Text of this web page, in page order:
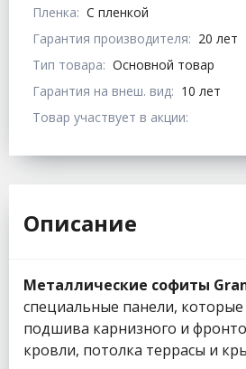
Пленка: С пленкой
Гарантия производителя: 20 лет
Тип товара: Основной товар
Гарантия на внеш. вид: 10 лет
Товар участвует в акции:
Описание
Металлические софиты
специальные панели,
подшива карнизного и
кровли, потолка террасы и